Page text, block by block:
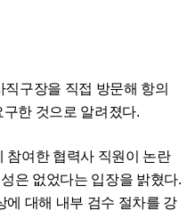
구장을 직접 방문해 항의
한 것으로 알려졌다.
참여한 협력사 직원이 논란
은 없었다는 입장을 밝혔다.
에 대해 내부 검수 절차를 강